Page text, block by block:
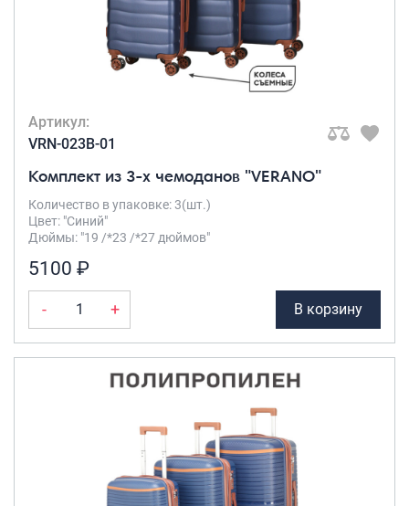
Артикул:
VRN-023B-01
Комплект из 3-х чемоданов "VERANO"
Количество в упаковке: 3(шт.)
Цвет: "Синий"
Дюймы: "19 /*23 /*27 дюймов"
5100 ₽
- + В корзину